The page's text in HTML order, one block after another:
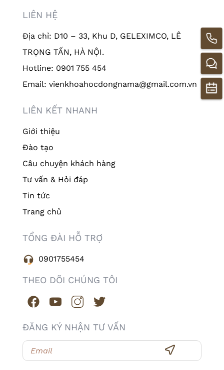
LIÊN HỆ
Địa chỉ: D10 – 33, Khu D, GELEXIMCO, LÊ
TRỌNG TẤN, HÀ NỘI.
Hotline: 0901 755 454
Email: vienkhoahocdongnama@gmail.com.vn
LIÊN KẾT NHANH
Giới thiệu
Đào tạo
Câu chuyện khách hàng
Tư vấn & Hỏi đáp
Tin tức
Trang chủ
TỔNG ĐÀI HỖ TRỢ
0901755454
THEO DÕI CHÚNG TÔI
ĐĂNG KÝ NHẬN TƯ VẤN